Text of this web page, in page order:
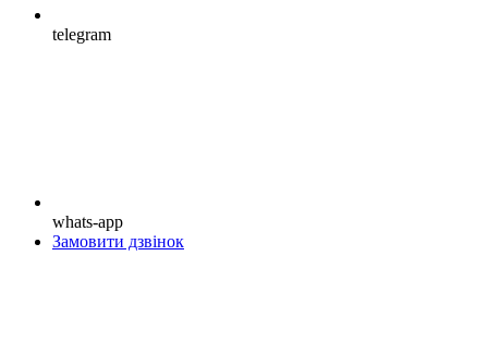
telegram
whats-app
Замовити дзвінок